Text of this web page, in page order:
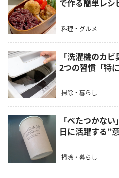
で作る簡単レシ
料理・グルメ
「洗濯機のカ
2つの習慣「特
掃除・暮らし
「べたつかな
日に活躍する”
掃除・暮らし